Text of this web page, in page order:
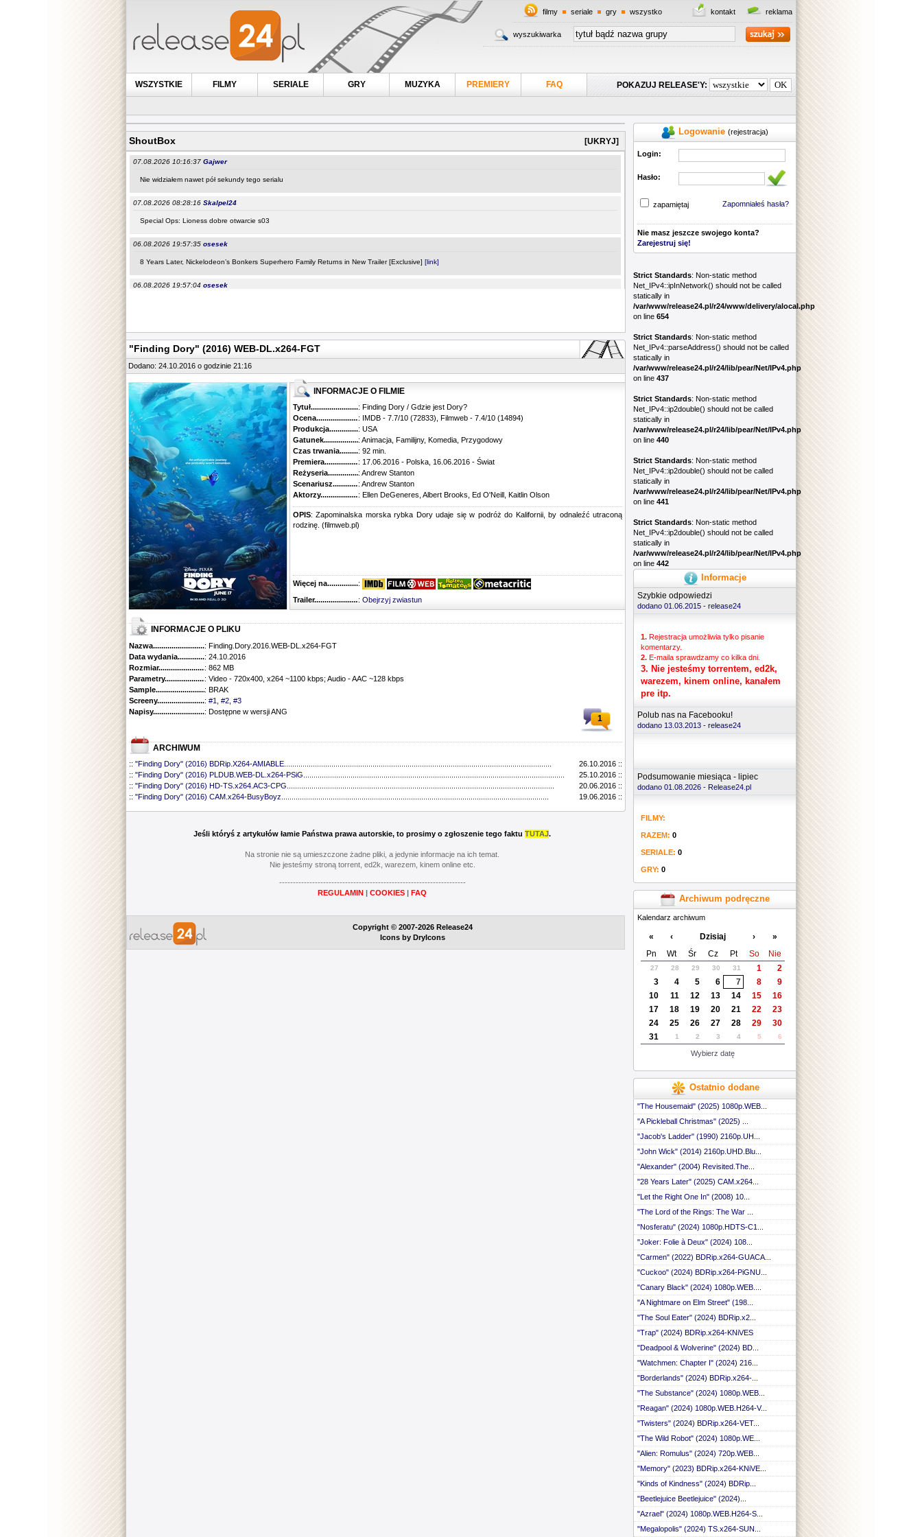
reklama
kontakt
filmy seriale gry wszystko
wyszukiwarka
POKAZUJ RELEASE'Y:
WSZYSTKIE FILMY SERIALE GRY MUZYKA PREMIERY FAQ
Logowanie (rejestracja)
Login:
Hasło:
Zapomniałeś hasła?
zapamiętaj
Nie masz jeszcze swojego konta?
Zarejestruj się!
Strict Standards: Non-static method
Net_IPv4::ipInNetwork() should not be called
statically in
/var/www/release24.pl/r24/www/delivery/alocal.php
on line 654
Strict Standards: Non-static method
Net_IPv4::parseAddress() should not be called
statically in
/var/www/release24.pl/r24/lib/pear/Net/IPv4.php
on line 437
Strict Standards: Non-static method
Net_IPv4::ip2double() should not be called
statically in
/var/www/release24.pl/r24/lib/pear/Net/IPv4.php
on line 440
Strict Standards: Non-static method
Net_IPv4::ip2double() should not be called
statically in
/var/www/release24.pl/r24/lib/pear/Net/IPv4.php
on line 441
Strict Standards: Non-static method
Net_IPv4::ip2double() should not be called
statically in
/var/www/release24.pl/r24/lib/pear/Net/IPv4.php
on line 442
Informacje
Szybkie odpowiedzi
dodano 01.06.2015 - release24
1. Rejestracja umożliwia tylko pisanie
komentarzy.
2. E-maila sprawdzamy co kilka dni.
3. Nie jesteśmy torrentem, ed2k,
warezem, kinem online, kanałem
pre itp.
Polub nas na Facebooku!
dodano 13.03.2013 - release24
Podsumowanie miesiąca - lipiec
dodano 01.08.2026 - Release24.pl
FILMY:
RAZEM: 0
SERIALE: 0
GRY: 0
Archiwum podręczne
Kalendarz archiwum
« ‹ Dzisiaj ›
»
Pn
Wt Śr Cz Pt So Nie
27 28 29 30 31 1
2
3
4 5 6 7 8
9
10
11 12 13 14 15
16
17
18 19 20 21 22
23
24
25 26 27 28 29
30
31
1 2 3 4 5 6
Wybierz datę
Ostatnio dodane
"The Housemaid" (2025) 1080p.WEB...
"A Pickleball Christmas" (2025) ...
"Jacob's Ladder" (1990) 2160p.UH...
"John Wick" (2014) 2160p.UHD.Blu...
"Alexander" (2004) Revisited.The...
"28 Years Later" (2025) CAM.x264...
"Let the Right One In" (2008) 10...
"The Lord of the Rings: The War ...
"Nosferatu" (2024) 1080p.HDTS-C1...
"Joker: Folie à Deux" (2024) 108...
"Carmen" (2022) BDRip.x264-GUACA...
"Cuckoo" (2024) BDRip.x264-PiGNU...
"Canary Black" (2024) 1080p.WEB....
"A Nightmare on Elm Street" (198...
"The Soul Eater" (2024) BDRip.x2...
"Trap" (2024) BDRip.x264-KNiVES
"Deadpool & Wolverine" (2024) BD...
"Watchmen: Chapter I" (2024) 216...
"Borderlands" (2024) BDRip.x264-...
"The Substance" (2024) 1080p.WEB...
"Reagan" (2024) 1080p.WEB.H264-V...
"Twisters" (2024) BDRip.x264-VET...
"The Wild Robot" (2024) 1080p.WE...
"Alien: Romulus" (2024) 720p.WEB...
"Memory" (2023) BDRip.x264-KNiVE...
"Kinds of Kindness" (2024) BDRip...
"Beetlejuice Beetlejuice" (2024)...
"Azrael" (2024) 1080p.WEB.H264-S...
"Megalopolis" (2024) TS.x264-SUN...
[UKRYJ]
ShoutBox
"Finding Dory" (2016) WEB-DL.x264-FGT
Dodano: 24.10.2016 o godzinie 21:16
INFORMACJE O FILMIE
Tytuł............................................: Finding Dory / Gdzie jest Dory?
Ocena.............................................: IMDB - 7.7/10 (72833), Filmweb - 7.4/10 (14894)
Produkcja.........................................
: USA
Gatunek...........................................: Animacja, Familijny, Komedia, Przygodowy
Czas trwania......................................
: 92 min.
Premiera..........................................: 17.06.2016 - Polska, 16.06.2016 - Świat
Reżyseria........................................
: Andrew Stanton
Scenariusz........................................
: Andrew Stanton
Aktorzy...........................................: Ellen DeGeneres, Albert Brooks, Ed O'Neill, Kaitlin Olson
OPIS: Zapominalska morska rybka Dory udaje się w podróż do Kalifornii, by odnaleźć utraconą
rodzinę. (filmweb.pl)
Więcej na........................................
:
Trailer...........................................
: Obejrzyj zwiastun
INFORMACJE O PLIKU
Nazwa.............................................: Finding.Dory.2016.WEB-DL.x264-FGT
Data wydania......................................
: 24.10.2016
Rozmiar...........................................
: 862 MB
Parametry.........................................: Video - 720x400, x264 ~1100 kbps; Audio - AAC ~128 kbps
Sample............................................
: BRAK
Screeny...........................................
: #1 #2 #3
Napisy............................................: Dostępne w wersji ANG
1
ARCHIWUM
:: "Finding Dory" (2016) BDRip.X264-AMIABLE
26.10.2016 ::
:: "Finding Dory" (2016) PLDUB.WEB-DL.x264-PSiG
25.10.2016 ::
:: "Finding Dory" (2016) HD-TS.x264.AC3-CPG
20.06.2016 ::
:: "Finding Dory" (2016) CAM.x264-BusyBoyz 19.06.2016 ::
Jeśli któryś z artykułów łamie Państwa prawa autorskie, to prosimy o zgłoszenie tego faktu TUTAJ.
Na stronie nie są umieszczone żadne pliki, a jedynie informacje na ich temat.
Nie jesteśmy stroną torrent, ed2k, warezem, kinem online etc.
--------------------------------------------------------------------
REGULAMIN
COOKIES FAQ
Copyright © 2007-2026 Release24
Icons by DryIcons